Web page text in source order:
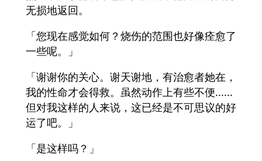
无损地返回。
「您现在感觉如何？烧伤的范围也好像痊愈了
一些呢。」
「谢谢你的关心。谢天谢地，有治愈者她在，
我的性命才会得救。虽然动作上有些不便......
但对我这样的人来说，这已经是不可思议的好
运了吧。」
「是这样吗？」